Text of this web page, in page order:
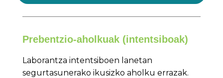
Prebentzio-aholkuak (intentsiboak)
Laborantza intentsiboen lanetan
segurtasunerako ikusizko aholku errazak.